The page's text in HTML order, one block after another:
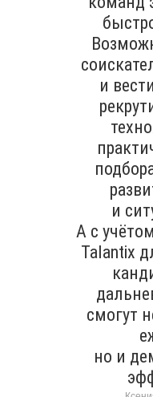
и
и
А с
Talantix
смогут
но и